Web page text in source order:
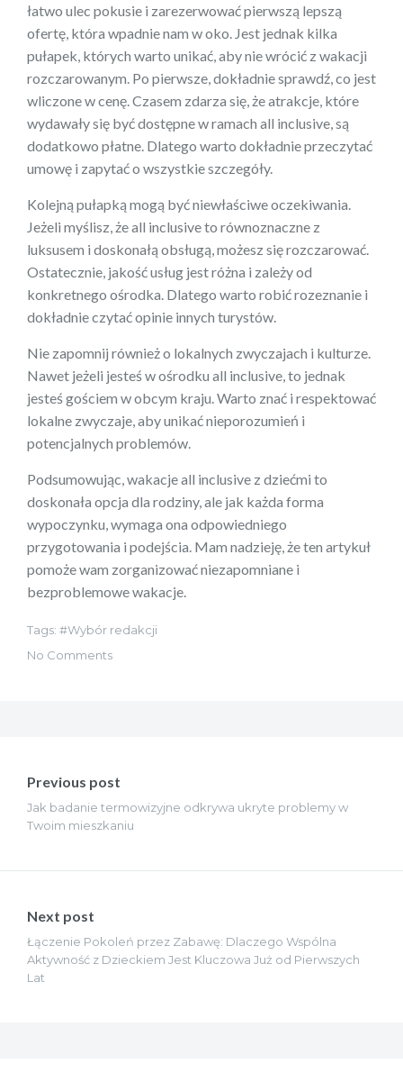
łatwo ulec pokusie i zarezerwować pierwszą lepszą
ofertę, która wpadnie nam w oko. Jest jednak kilka
pułapek, których warto unikać, aby nie wrócić z wakacji
rozczarowanym. Po pierwsze, dokładnie sprawdź, co jest
wliczone w cenę. Czasem zdarza się, że atrakcje, które
wydawały się być dostępne w ramach all inclusive, są
dodatkowo płatne. Dlatego warto dokładnie przeczytać
umowę i zapytać o wszystkie szczegóły.
Kolejną pułapką mogą być niewłaściwe oczekiwania.
Jeżeli myślisz, że all inclusive to równoznaczne z
luksusem i doskonałą obsługą, możesz się rozczarować.
Ostatecznie, jakość usług jest różna i zależy od
konkretnego ośrodka. Dlatego warto robić rozeznanie i
dokładnie czytać opinie innych turystów.
Nie zapomnij również o lokalnych zwyczajach i kulturze.
Nawet jeżeli jesteś w ośrodku all inclusive, to jednak
jesteś gościem w obcym kraju. Warto znać i respektować
lokalne zwyczaje, aby unikać nieporozumień i
potencjalnych problemów.
Podsumowując, wakacje all inclusive z dziećmi to
doskonała opcja dla rodziny, ale jak każda forma
wypoczynku, wymaga ona odpowiedniego
przygotowania i podejścia. Mam nadzieję, że ten artykuł
pomoże wam zorganizować niezapomniane i
bezproblemowe wakacje.
Tags:
Wybór redakcji
No Comments
wpisu
Previous post
Jak badanie termowizyjne odkrywa ukryte problemy w
Twoim mieszkaniu
Next post
Łączenie Pokoleń przez Zabawę: Dlaczego Wspólna
Aktywność z Dzieckiem Jest Kluczowa Już od Pierwszych
Lat